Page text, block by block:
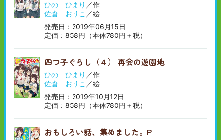
ひの ひまり ／作
佐倉 おりこ ／絵
発売日：2019年06月15日
定価：858円（本体780円＋税）
四つ子ぐらし（４） 再会の遊園地
ひの ひまり ／作
佐倉 おりこ ／絵
発売日：2019年10月12日
定価：858円（本体780円＋税）
おもしろい話、集めました。P